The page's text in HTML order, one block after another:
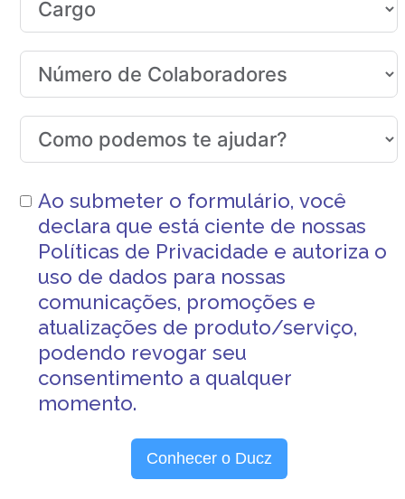
Ao submeter o formulário, você
declara que está ciente de nossas
Políticas de Privacidade e autoriza o
uso de dados para nossas
comunicações, promoções e
atualizações de produto/serviço,
podendo revogar seu
consentimento a qualquer
momento.
Conhecer o Ducz